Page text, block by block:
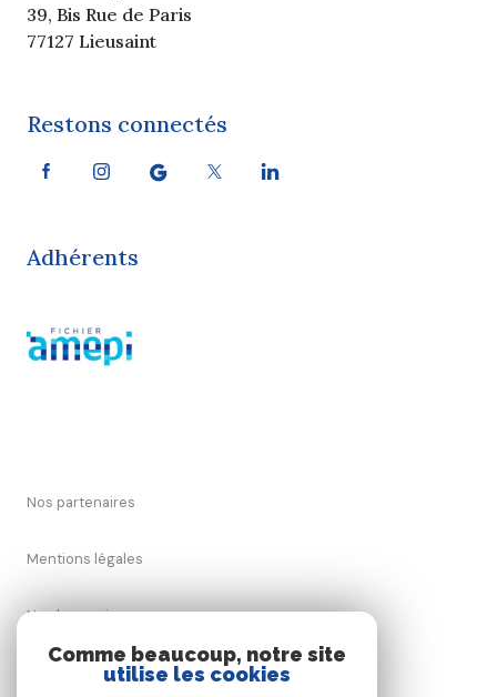
39, Bis Rue de Paris
77127 Lieusaint
Restons connectés
Adhérents
Nos partenaires
Mentions légales
Nos honoraires
Comme beaucoup, notre site
utilise les cookies